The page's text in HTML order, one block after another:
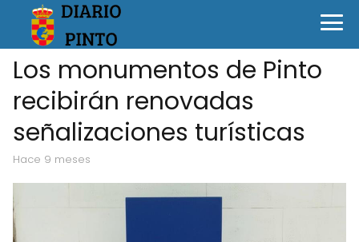
Los monumentos de Pinto
recibirán renovadas
señalizaciones turísticas
hace 9 meses